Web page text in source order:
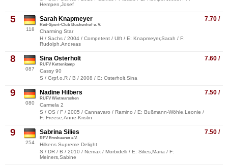
Hempen,Josef
5
118
7.70 /
Sarah Knapmeyer
Reit-Sport-Club Buchenhof e. V.
Charming Star
H / Sachs / 2004 / Competent / Ulft / E: Knapmeyer,Sarah / F:
Rudolph,Andreas
8
087
7.60 /
Sina Osterholt
RUFV Kettenkamp
Cassy 90
S / Grpf.o.R / B / 2008 / E: Osterholt,Sina
9
080
7.50 /
Nadine Hilbers
RUFV Wietmarschen
Carmela 2
S / OS / F / 2005 / Cannavaro / Ramino / E: Bußmann-Wöhle,Leonie /
F: Freese,Anne-Kristin
9
254
7.50 /
Sabrina Silies
RFV Emsbueren e.V.
Hilkens Supreme Delight
S / DR / B / 2010 / Nemax / Morbidelli / E: Silies,Maria / F:
Meiners,Sabine